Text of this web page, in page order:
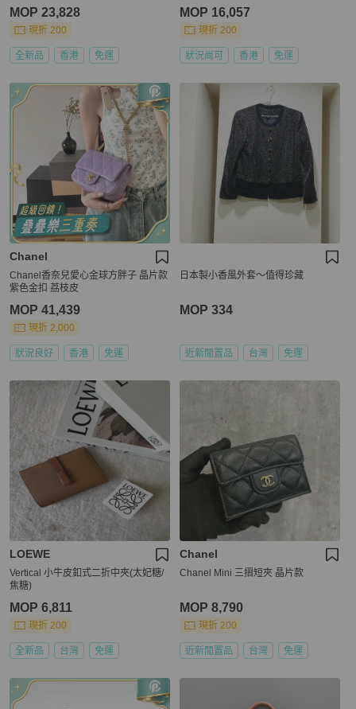
MOP 23,828
現折 200
全新品 香港 免運
MOP 16,057
現折 200
狀況尚可 香港 免運
Chanel
Chanel香奈兒愛心金球方胖子 晶片款
紫色金扣 荔枝皮
MOP 41,439
現折 2,000
狀況良好 香港 免運
日本製小香風外套～值得珍藏
MOP 334
近新閒置品 台灣 免運
LOEWE
Vertical 小牛皮釦式二折中夾(太妃糖/
焦糖)
MOP 6,811
現折 200
全新品 台灣 免運
Chanel
Chanel Mini 三摺短夾 晶片款
MOP 8,790
現折 200
近新閒置品 台灣 免運